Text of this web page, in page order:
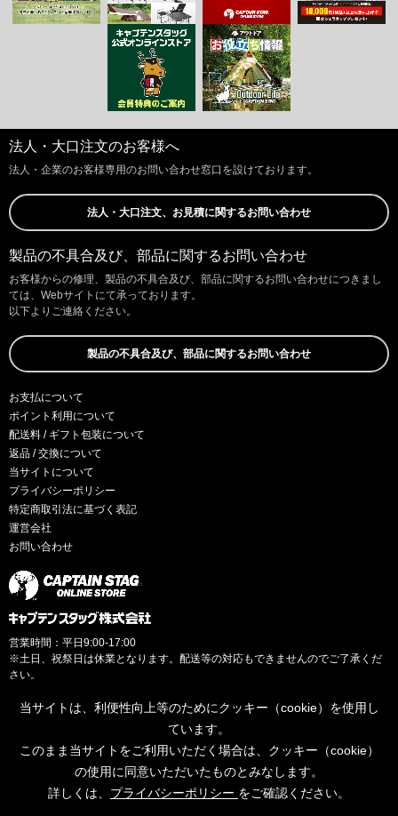
法人・大口注文のお客様へ
法人・企業のお客様専用のお問い合わせ窓口を設けております。
法人・大口注文、お見積に関するお問い合わせ
製品の不具合及び、部品に関するお問い合わせ
お客様からの修理、製品の不具合及び、部品に関するお問い合わせにつきまし
ては、Webサイトにて承っております。
以下よりご連絡ください。
製品の不具合及び、部品に関するお問い合わせ
お支払について
ポイント利用について
配送料 / ギフト包装について
返品 / 交換について
当サイトについて
プライバシーポリシー
特定商取引法に基づく表記
運営会社
お問い合わせ
営業時間：平日9:00-17:00
※土日、祝祭日は休業となります。配送等の対応もできませんのでご了承くだ
さい。
© CAPTAINSTAG Co.Ltd.
当サイトは、利便性向上等のためにクッキー（cookie）を使用し
ています。
このまま当サイトをご利用いただく場合は、クッキー（cookie）
の使用に同意いただいたものとみなします。
詳しくは、 プライバシーポリシー をご確認ください。